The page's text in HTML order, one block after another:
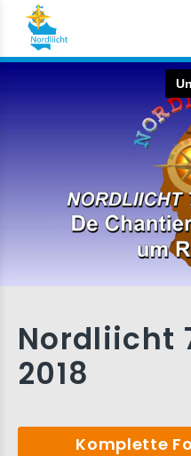
Nordliicht
2018
Komplette